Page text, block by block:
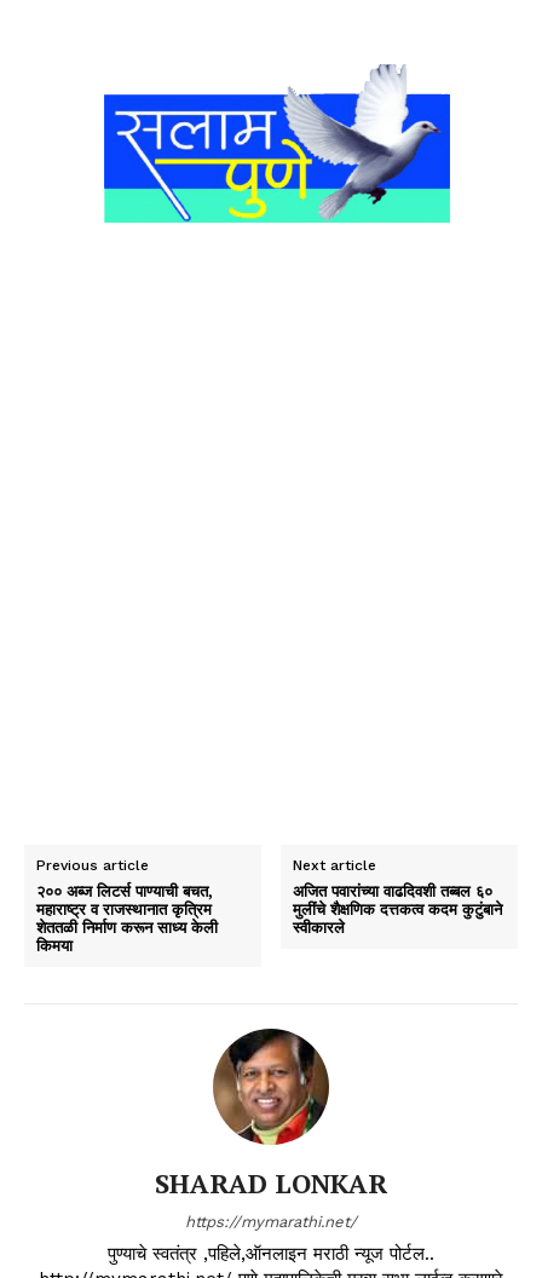
Previous article
२०० अब्ज लिटर्स पाण्याची बचत,
महाराष्ट्र व राजस्थानात कृत्रिम
शेततळी निर्माण करून साध्य केली
किमया
Next article
अजित पवारांच्या वाढदिवशी तब्बल ६०
मुलींचे शैक्षणिक दत्तकत्व कदम कुटुंबाने
स्वीकारले
SHARAD LONKAR
https://mymarathi.net/
पुण्याचे स्वतंत्र ,पहिले,ऑनलाइन मराठी न्यूज पोर्टल..